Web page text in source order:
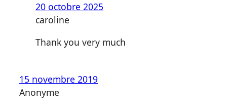
20 octobre 2025
caroline
Thank you very much
15 novembre 2019
Anonyme